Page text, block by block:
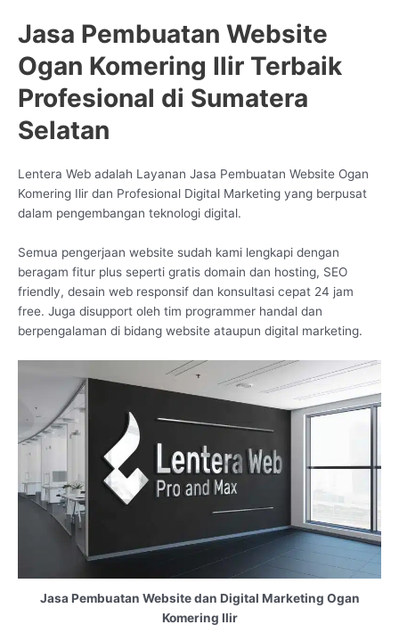
Jasa Pembuatan Website
Ogan Komering Ilir Terbaik
Profesional di Sumatera
Selatan
Lentera Web adalah Layanan Jasa Pembuatan Website Ogan
Komering Ilir dan Profesional Digital Marketing yang berpusat
dalam pengembangan teknologi digital.
Semua pengerjaan website sudah kami lengkapi dengan
beragam fitur plus seperti gratis domain dan hosting, SEO
friendly, desain web responsif dan konsultasi cepat 24 jam
free. Juga disupport oleh tim programmer handal dan
berpengalaman di bidang website ataupun digital marketing.
Jasa Pembuatan Website dan Digital Marketing Ogan
Komering Ilir